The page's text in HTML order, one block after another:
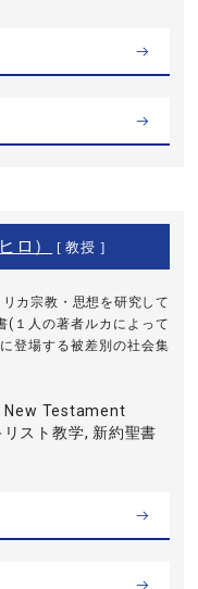
ロ） [ 教授 ]
カ宗教・思想を研究して
(１人の著者ルカによって
登場する被差別の社会集
New Testament
スト教学, 新約聖書